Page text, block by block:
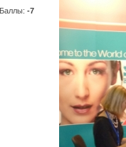
Баллы: -7